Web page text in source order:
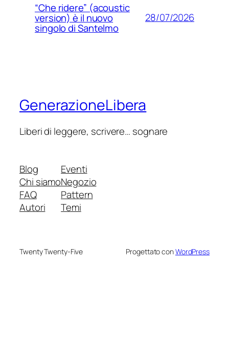
“Che ridere” (acoustic
version) è il nuovo
singolo di Santelmo
28/07/2026
GenerazioneLibera
Liberi di leggere, scrivere… sognare
Blog
Chi siamo
FAQ
Autori
Eventi
Negozio
Pattern
Temi
Twenty Twenty-Five Progettato conWordPress